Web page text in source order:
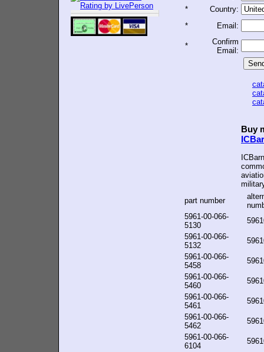
*
Country:
*
Email:
*
Confirm
Email:
Buy
part number
5961-00-066-
5130
5961-00-066-
5132
5961-00-066-
5458
5961-00-066-
5460
5961-00-066-
5461
5961-00-066-
5462
5961-00-066-
6104